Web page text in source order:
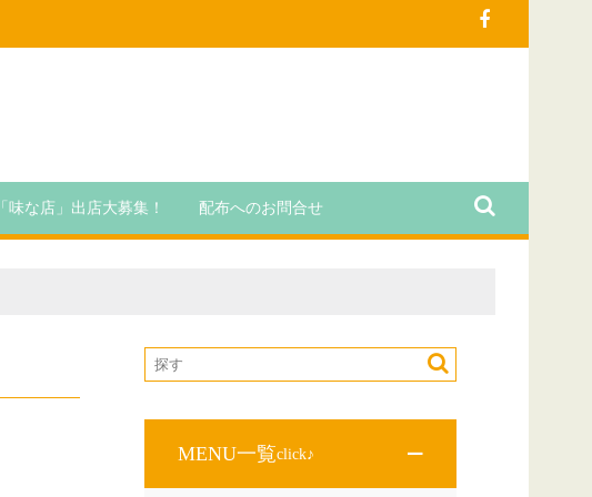
「味な店」出店大募集！ 配布へのお問合せ
MENU一覧click♪